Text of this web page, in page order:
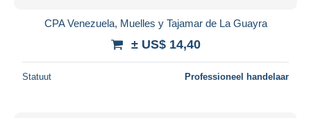
CPA Venezuela, Muelles y Tajamar de La Guayra
± US$ 14,40
Statuut Professioneel handelaar